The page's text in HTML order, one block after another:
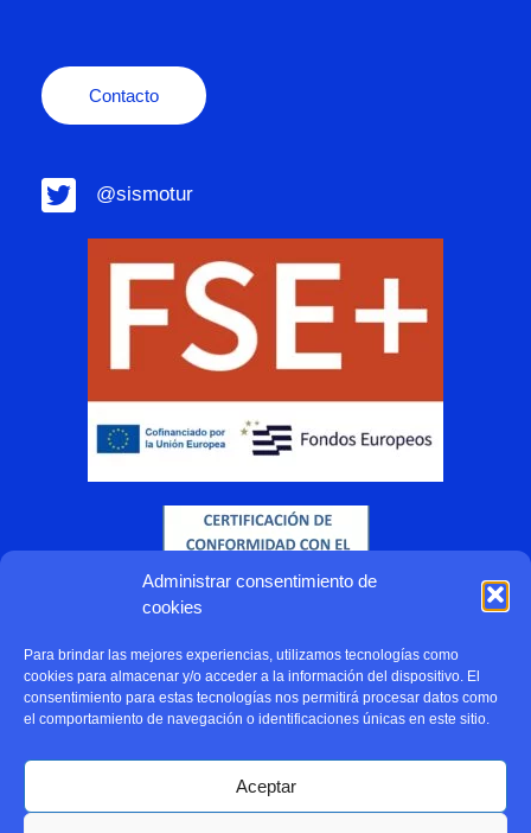
Administrar consentimiento de
cookies
Para brindar las mejores experiencias, utilizamos tecnologías como
cookies para almacenar y/o acceder a la información del dispositivo. El
consentimiento para estas tecnologías nos permitirá procesar datos como
el comportamiento de navegación o identificaciones únicas en este sitio.
Aceptar
Contacto
@sismotur